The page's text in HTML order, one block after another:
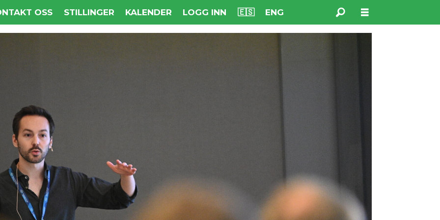
OSS STILLINGER KALENDER LOGG INN 🇪🇸 ENG